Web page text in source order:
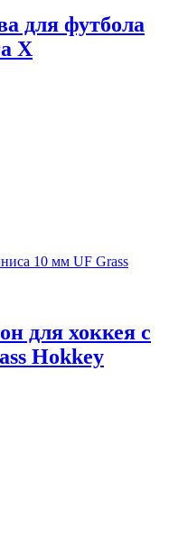
для футбола
Х
для хоккея с
Hokkey